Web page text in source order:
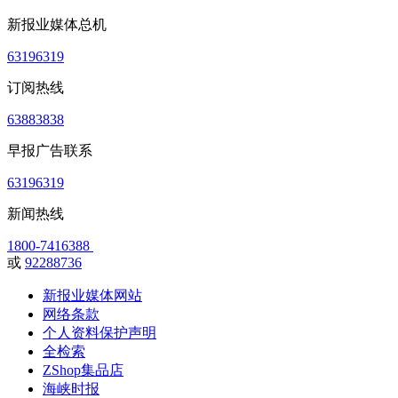
新报业媒体总机
63196319
订阅热线
63883838
早报广告联系
63196319
新闻热线
1800-7416388
或 92288736
新报业媒体网站
网络条款
个人资料保护声明
全检索
ZShop集品店
海峡时报